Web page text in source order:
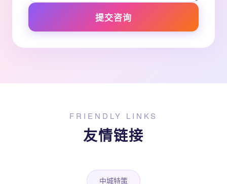
提交咨询
FRIENDLY LINKS
友情链接
中城特策